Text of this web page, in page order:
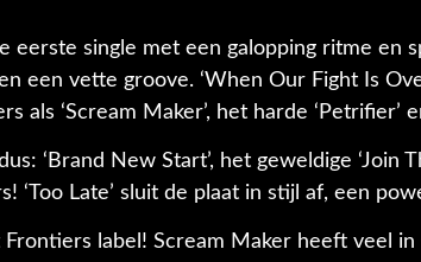
eerste single met een galopping ritme
een vette groove. ‘When Our Fight Is
‘Scream Maker’, het harde ‘Petrifier’
‘Brand New Start’, het geweldige ‘Join
‘Too Late’ sluit de plaat in stijl af, een
label! Scream Maker heeft veel